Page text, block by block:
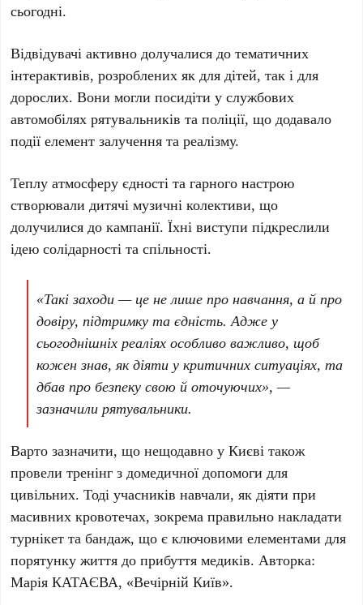
сьогодні.
Відвідувачі активно долучалися до тематичних
інтерактивів, розроблених як для дітей, так і для
дорослих. Вони могли посидіти у службових
автомобілях рятувальників та поліції, що додавало
події елемент залучення та реалізму.
Теплу атмосферу єдності та гарного настрою
створювали дитячі музичні колективи, що
долучилися до кампанії. Їхні виступи підкреслили
ідею солідарності та спільності.
«Такі заходи — це не лише про навчання, а й про
довіру, підтримку та єдність. Адже у
сьогоднішніх реаліях особливо важливо, щоб
кожен знав, як діяти у критичних ситуаціях, та
дбав про безпеку свою й оточуючих», —
зазначили рятувальники.
Варто зазначити, що нещодавно уКиєві також
провели тренінг з домедичної допомоги для
цивільних. Тоді учасників навчали, як діяти при
масивних кровотечах, зокрема правильно накладати
турнікет та бандаж, що є ключовими елементами для
порятунку життя до прибуття медиків. Авторка:
Марія КАТАЄВА, «Вечірній Київ».